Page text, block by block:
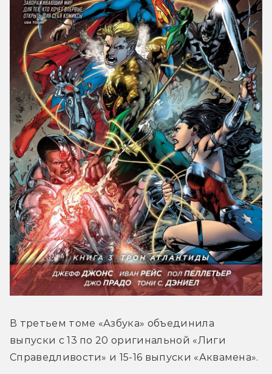
В третьем томе «Азбука» объединила
выпуски с 13 по 20 оригинальной «Лиги
Справедливости» и 15-16 выпуски «Аквамена».